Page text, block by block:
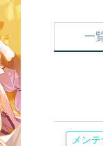
一
メンテ